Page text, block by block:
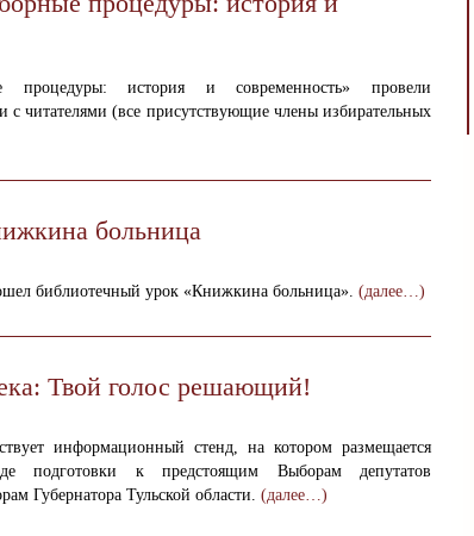
история и современность» провели
с читателями (все присутствующие члены избирательных
больница
библиотечный урок «Книжкина больница». (далее…)
Твой голос решающий!
информационный стенд, на котором размещается
подготовки к предстоящим Выборам депутатов
Губернатора Тульской области. (далее…)